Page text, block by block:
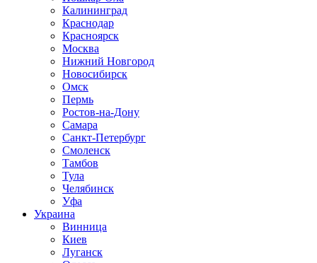
Калининград
Краснодар
Красноярск
Москва
Нижний Новгород
Новосибирск
Омск
Пермь
Ростов-на-Дону
Самара
Санкт-Петербург
Смоленск
Тамбов
Тула
Челябинск
Уфа
Украина
Винница
Киев
Луганск